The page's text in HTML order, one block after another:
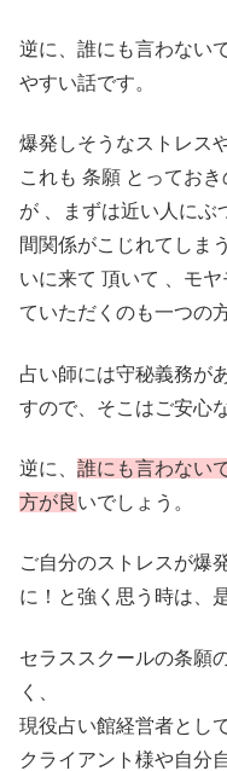
逆に、誰にも言わない
やすい話です。
爆発しそうなストレス
これも 条願 とってお
が 、まずは近い人にぶ
間関係がこじれてしま
いに来て 頂いて 、モ
ていただくのも一つの
占い師には守秘義務が
すので、そこはご安心
逆に、 誰にも言わない
方が良 いでしょう。
ご自分のストレスが爆
に！と強く思う時は、
セラススクールの条願
く、
現役占い館経営者とし
クライアント様や自分